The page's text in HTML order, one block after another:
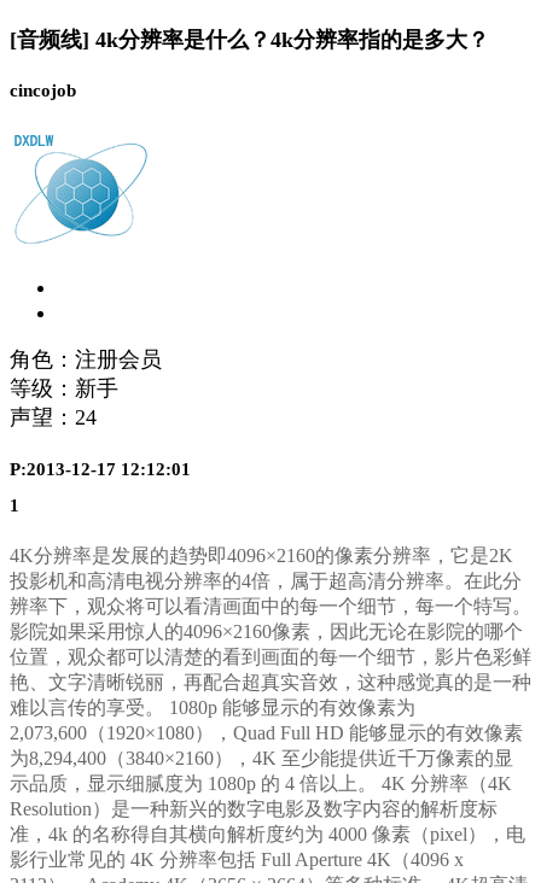
[音频线] 4k分辨率是什么？4k分辨率指的是多大？
cincojob
角色：注册会员
等级：新手
声望： 24
P:2013-12-17 12:12:01
1
4K分辨率是发展的趋势即4096×2160的像素分辨率，它是2K
投影机和高清电视分辨率的4倍，属于超高清分辨率。在此分
辨率下，观众将可以看清画面中的每一个细节，每一个特写。
影院如果采用惊人的4096×2160像素，因此无论在影院的哪个
位置，观众都可以清楚的看到画面的每一个细节，影片色彩鲜
艳、文字清晰锐丽，再配合超真实音效，这种感觉真的是一种
难以言传的享受。 1080p 能够显示的有效像素为
2,073,600（1920×1080），Quad Full HD 能够显示的有效像素
为8,294,400（3840×2160），4K 至少能提供近千万像素的显
示品质，显示细腻度为 1080p 的 4 倍以上。 4K 分辨率（4K
Resolution）是一种新兴的数字电影及数字内容的解析度标
准，4k 的名称得自其横向解析度约为 4000 像素（pixel），电
影行业常见的 4K 分辨率包括 Full Aperture 4K（4096 x